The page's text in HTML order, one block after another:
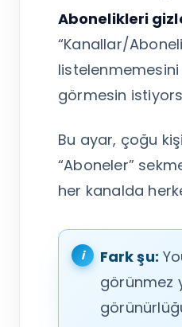
Abonelikleri
“Kanallar/
görmesin
Bu ayar, çoğu
“Aboneler”
her kanalda
Fark şu:
görünmez